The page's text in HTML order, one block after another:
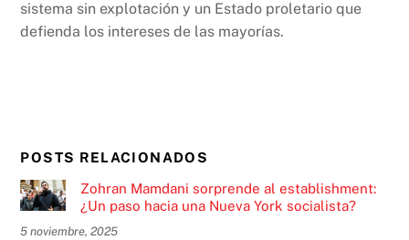
sistema sin explotación y un Estado proletario que
defienda los intereses de las mayorías.
POSTS RELACIONADOS
Zohran Mamdani sorprende al establishment:
¿Un paso hacia una Nueva York socialista?
5 noviembre, 2025